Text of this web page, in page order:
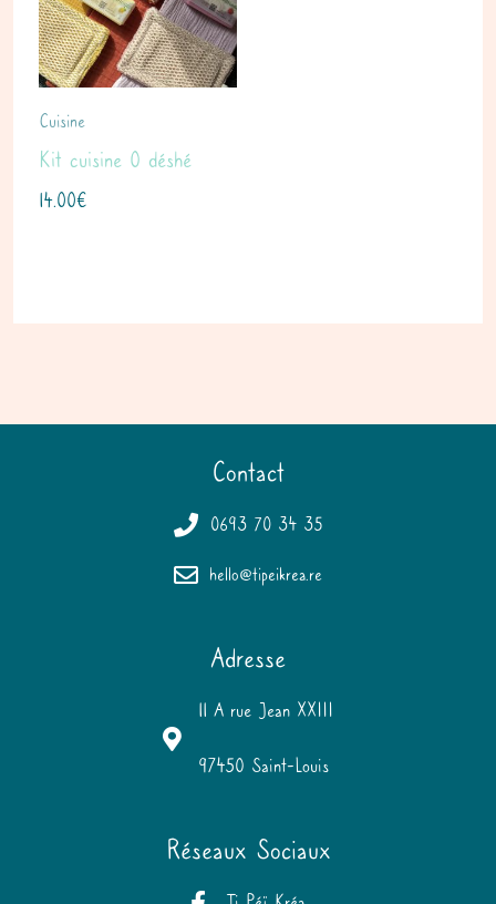
Cuisine
Kit cuisine 0 déshé
14.00€
Contact
0693 70 34 35
hello@tipeikrea.re
Adresse
11 A rue Jean XXIII
97450 Saint-Louis
Réseaux Sociaux